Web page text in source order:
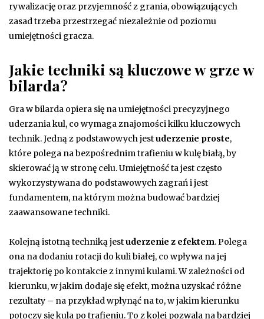
rywalizację oraz przyjemność z grania, obowiązujących
zasad trzeba przestrzegać niezależnie od poziomu
umiejętności gracza.
Jakie techniki są kluczowe w grze w
bilarda?
Gra w bilarda opiera się na umiejętności precyzyjnego
uderzania kul, co wymaga znajomości kilku kluczowych
technik. Jedną z podstawowych jestuderzenie proste,
które polega na bezpośrednim trafieniu w kulę białą, by
skierować ją w stronę celu. Umiejętność ta jest często
wykorzystywana do podstawowych zagrań i jest
fundamentem, na którym można budować bardziej
zaawansowane techniki.
Kolejną istotną techniką jestuderzenie z efektem. Polega
ona na dodaniu rotacji do kuli białej, co wpływa na jej
trajektorię po kontakcie z innymi kulami. W zależności od
kierunku, w jakim dodaje się efekt, można uzyskać różne
rezultaty – na przykład wpłynąć na to, w jakim kierunku
potoczy się kula po trafieniu. To z kolei pozwala na bardziej